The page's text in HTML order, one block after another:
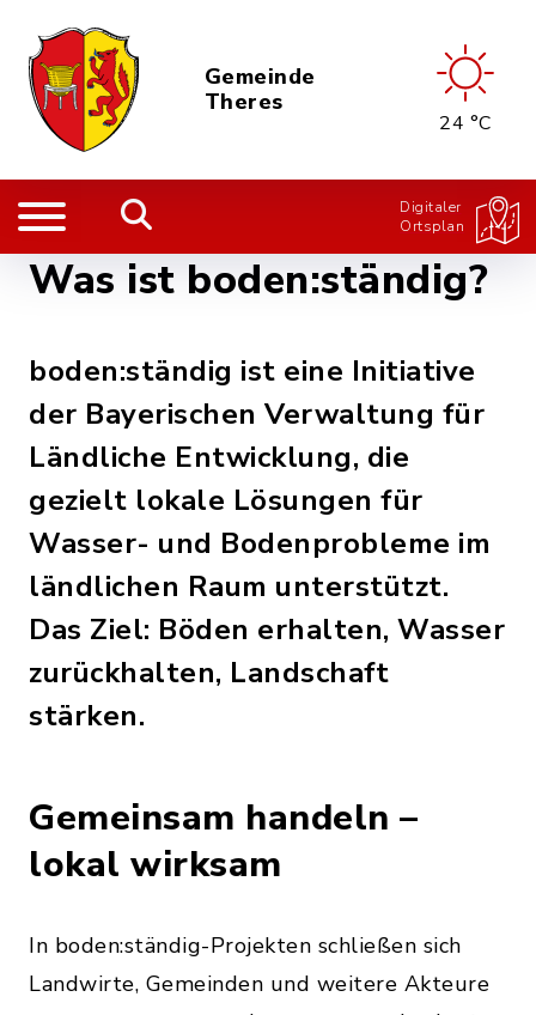
Gemeinde
Theres
24 °C
Digitaler
Ortsplan
Was ist boden:ständig?
boden:ständig ist eine Initiative
der Bayerischen Verwaltung für
Ländliche Entwicklung, die
gezielt lokale Lösungen für
Wasser- und Bodenprobleme im
ländlichen Raum unterstützt.
Das Ziel: Böden erhalten, Wasser
zurückhalten, Landschaft
stärken.
Gemeinsam handeln –
lokal wirksam
In boden:ständig-Projekten schließen sich
Landwirte, Gemeinden und weitere Akteure